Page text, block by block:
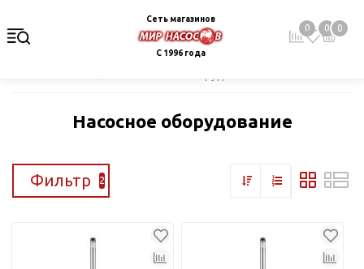
Сеть магазинов
С 1996 года
0 0 0
Насосное оборудование
Фильтр 2